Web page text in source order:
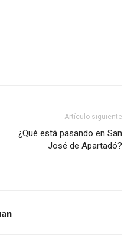
Artículo siguiente
¿Qué está pasando en San
José de Apartadó?